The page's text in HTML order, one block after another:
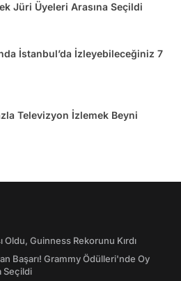
Jüri Üyeleri Arasına Seçildi
İstanbul’da İzleyebileceğiniz 7
Televizyon İzlemek Beyni
Oldu, Guinness Rekorunu Kırdı
Başarı! Grammy Ödülleri'nde Oy
Seçildi